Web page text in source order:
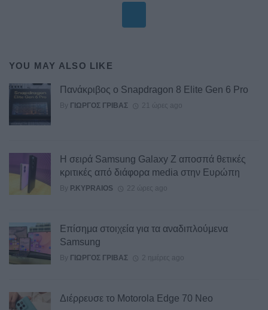
YOU MAY ALSO LIKE
Πανάκριβος ο Snapdragon 8 Elite Gen 6 Pro
By ΓΙΏΡΓΟΣ ΓΡΊΒΑΣ 21 ώρες ago
Η σειρά Samsung Galaxy Z αποσπά θετικές
κριτικές από διάφορα media στην Ευρώπη
By P.KYPRAIOS 22 ώρες ago
Επίσημα στοιχεία για τα αναδιπλούμενα
Samsung
By ΓΙΏΡΓΟΣ ΓΡΊΒΑΣ 2 ημέρες ago
Διέρρευσε το Motorola Edge 70 Neo